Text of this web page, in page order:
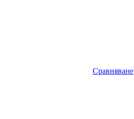
Сравняване